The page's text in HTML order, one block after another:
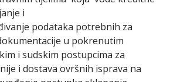
i
podataka potrebnih za
u pokrenutim
i sudskim postupcima za
i dostava ovršnih isprava na